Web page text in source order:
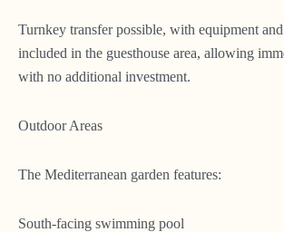
Turnkey transfer possible, with equipment
included in the guesthouse area, allowing
with no additional investment.
Outdoor Areas
The Mediterranean garden features:
South-facing swimming pool